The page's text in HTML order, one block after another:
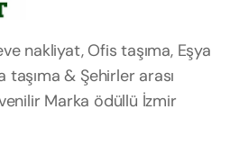
nakliyat, Ofis taşıma, Eşya
& Şehirler arası
Marka ödüllü İzmir